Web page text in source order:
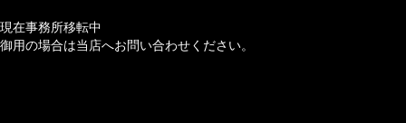
現在事務所移転中
御用の場合は当店へお問い合わせください。